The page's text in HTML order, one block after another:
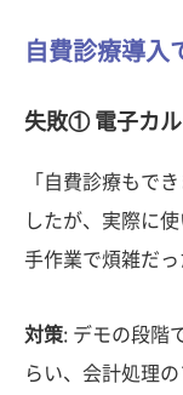
自費診療導入
失敗① 電子カ
「自費診療もで
したが、実際に
手作業で煩雑だ
対策: デモの段階
らい、会計処理